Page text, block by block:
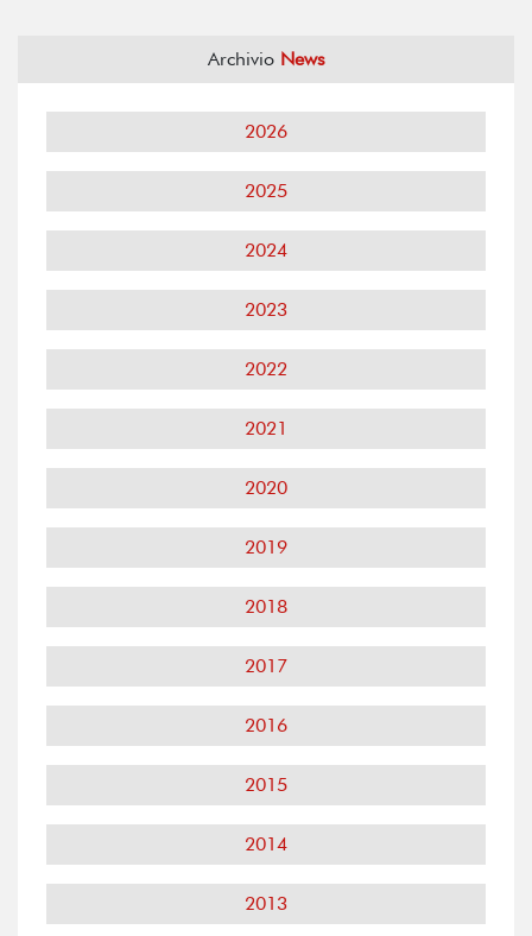
Archivio News
2026
2025
2024
2023
2022
2021
2020
2019
2018
2017
2016
2015
2014
2013